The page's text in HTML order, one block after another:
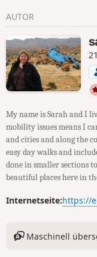
AUTOR
My name is Sarah and I
mobility issues means I
and cities and along the
easy day walks and
done in smaller sections
beautiful places here in
Internetseite:https://
Maschinell